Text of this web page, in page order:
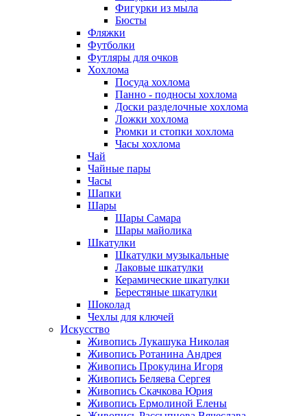
Фигурки из мыла
Бюсты
Фляжки
Футболки
Футляры для очков
Хохлома
Посуда хохлома
Панно - подносы хохлома
Доски разделочные хохлома
Ложки хохлома
Рюмки и стопки хохлома
Часы хохлома
Чай
Чайные пары
Часы
Шапки
Шары
Шары Самара
Шары майолика
Шкатулки
Шкатулки музыкальные
Лаковые шкатулки
Керамические шкатулки
Берестяные шкатулки
Шоколад
Чехлы для ключей
Искусство
Живопись Лукашука Николая
Живопись Ротанина Андрея
Живопись Прокудина Игоря
Живопись Беляева Сергея
Живопись Скачкова Юрия
Живопись Ермолиной Елены